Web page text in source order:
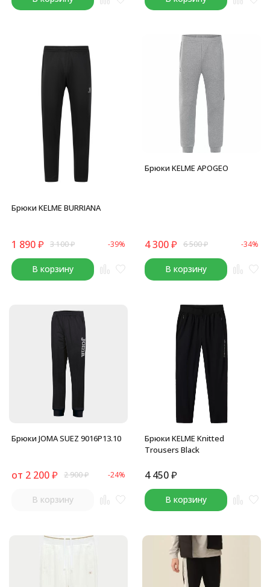
Брюки KELME BURRIANA
1 890₽ 3 100₽ -39%
В корзину
Брюки KELME APOGEO
4 300₽ 6 500₽ -34%
В корзину
Брюки JOMA SUEZ 9016P13.10
от 2 200₽ 2 900₽ -24%
В корзину
Брюки KELME Knitted
Trousers Black
4 450₽
В корзину